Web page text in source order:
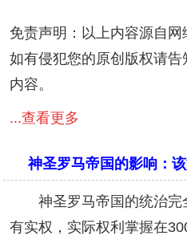
免责声明：以上内容源自网
如有侵犯您的原创版权请
内容。
...查看更多
神圣罗马帝国的影响：
神圣罗马帝国的统治完
有实权，实际权利掌握在